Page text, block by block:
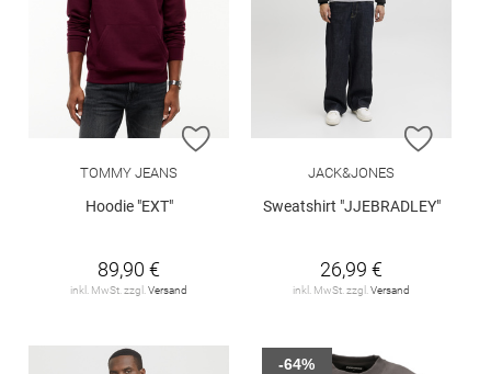
ZUR WUNSCHLISTE HINZUFÜGEN
TOMMY JEANS
Hoodie "EXT"
89,90 €
inkl. MwSt. zzgl. Versand
ZUR
JACK&JONES
Sweatshirt "JJEBRADLEY"
26,99 €
inkl. MwSt. zzgl. Versand
-64%